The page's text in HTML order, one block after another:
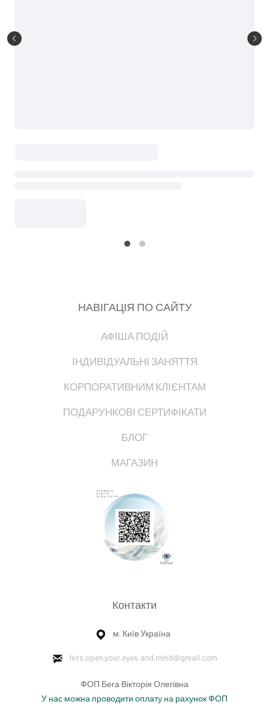
НАВІГАЦІЯ ПО САЙТУ
АФІША ПОДІЙ
ІНДИВІДУАЛЬНІ ЗАНЯТТЯ
КОРПОРАТИВНИМ КЛІЄНТАМ
ПОДАРУНКОВІ СЕРТИФІКАТИ
БЛОГ
МАГАЗИН
Контакти
м. Київ Україна
lets.open.your.eyes.and.mind@gmail.com
ФОП Бега Вікторія Олегівна
У нас можна проводити оплату на рахунок ФОП